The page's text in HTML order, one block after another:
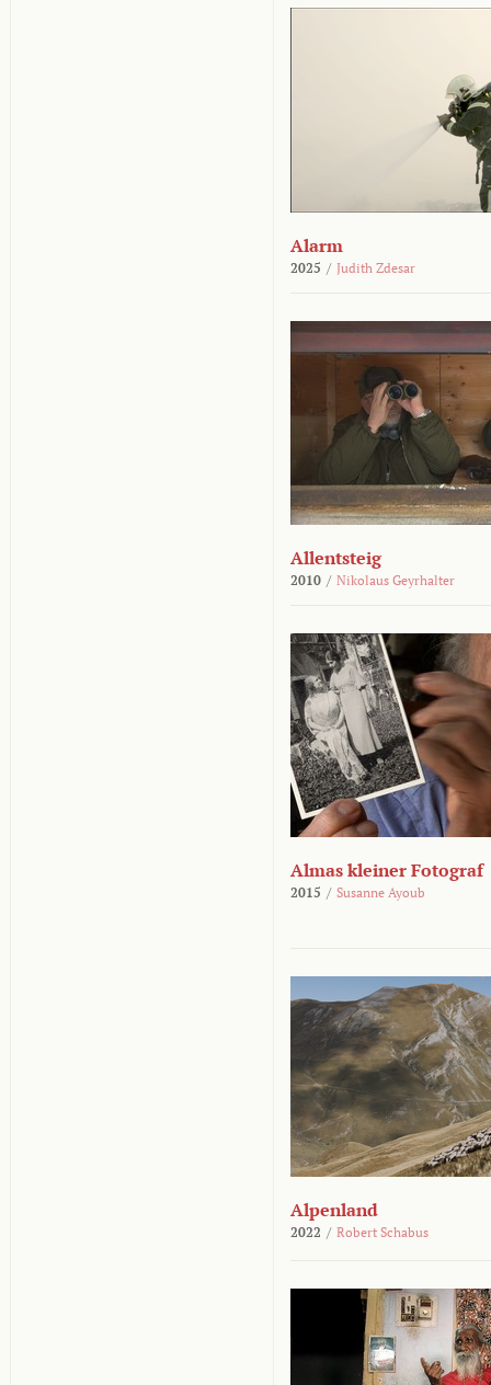
Alarm
2025 / Judith Zdesar
Allentsteig
2010 / Nikolaus Geyrhalter
Almas kleiner Fotograf
2015 / Susanne Ayoub
Alpenland
2022 / Robert Schabus